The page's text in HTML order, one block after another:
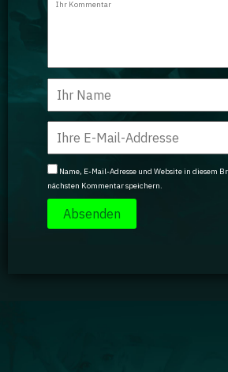
Name, E-Mail-Adresse und Website in diesem
nächsten Kommentar speichern.